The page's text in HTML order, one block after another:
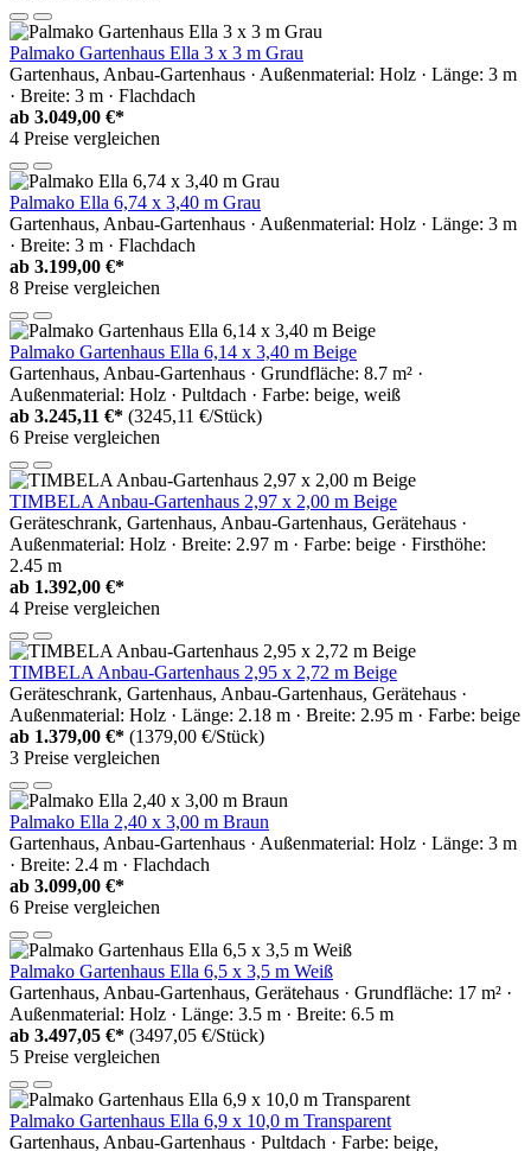
Palmako Gartenhaus Ella 3 x 3 m Grau
Gartenhaus, Anbau-Gartenhaus · Außenmaterial: Holz · Länge: 3 m
· Breite: 3 m · Flachdach
ab 3.049,00 €*
4 Preise vergleichen
Palmako Ella 6,74 x 3,40 m Grau
Gartenhaus, Anbau-Gartenhaus · Außenmaterial: Holz · Länge: 3 m
· Breite: 3 m · Flachdach
ab 3.199,00 €*
8 Preise vergleichen
Palmako Gartenhaus Ella 6,14 x 3,40 m Beige
Gartenhaus, Anbau-Gartenhaus · Grundfläche: 8.7 m² ·
Außenmaterial: Holz · Pultdach · Farbe: beige, weiß
ab 3.245,11 €* (3245,11 €/Stück)
6 Preise vergleichen
TIMBELA Anbau-Gartenhaus 2,97 x 2,00 m Beige
Geräteschrank, Gartenhaus, Anbau-Gartenhaus, Gerätehaus ·
Außenmaterial: Holz · Breite: 2.97 m · Farbe: beige · Firsthöhe:
2.45 m
ab 1.392,00 €*
4 Preise vergleichen
TIMBELA Anbau-Gartenhaus 2,95 x 2,72 m Beige
Geräteschrank, Gartenhaus, Anbau-Gartenhaus, Gerätehaus ·
Außenmaterial: Holz · Länge: 2.18 m · Breite: 2.95 m · Farbe: beige
ab 1.379,00 €* (1379,00 €/Stück)
3 Preise vergleichen
Palmako Ella 2,40 x 3,00 m Braun
Gartenhaus, Anbau-Gartenhaus · Außenmaterial: Holz · Länge: 3 m
· Breite: 2.4 m · Flachdach
ab 3.099,00 €*
6 Preise vergleichen
Palmako Gartenhaus Ella 6,5 x 3,5 m Weiß
Gartenhaus, Anbau-Gartenhaus, Gerätehaus · Grundfläche: 17 m² ·
Außenmaterial: Holz · Länge: 3.5 m · Breite: 6.5 m
ab 3.497,05 €* (3497,05 €/Stück)
5 Preise vergleichen
Palmako Gartenhaus Ella 6,9 x 10,0 m Transparent
Gartenhaus, Anbau-Gartenhaus · Pultdach · Farbe: beige,